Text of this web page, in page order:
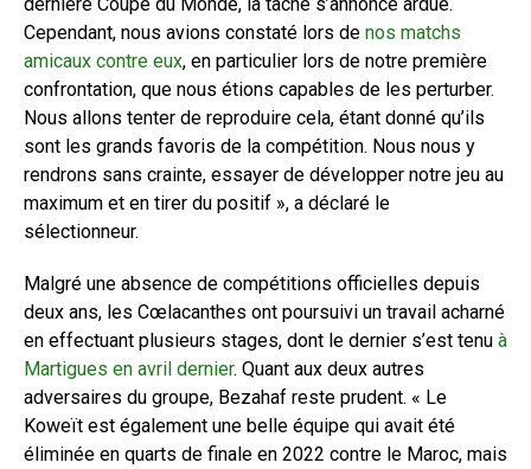
Cependant, nous avions constaté lors de nos matchs
amicaux contre eux, en particulier lors de notre première
confrontation, que nous étions capables de les perturber.
Nous allons tenter de reproduire cela, étant donné qu’ils
sont les grands favoris de la compétition. Nous nous y
rendrons sans crainte, essayer de développer notre jeu au
maximum et en tirer du positif », a déclaré le
sélectionneur.
Malgré une absence de compétitions officielles depuis
deux ans, les Cœlacanthes ont poursuivi un travail acharné
en effectuant plusieurs stages, dont le dernier s’est tenu à
Martigues en avril dernier. Quant aux deux autres
adversaires du groupe, Bezahaf reste prudent. « Le
Koweït est également une belle équipe qui avait été
éliminée en quarts de finale en 2022 contre le Maroc, mais